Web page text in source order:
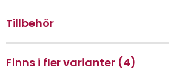
Tillbehör
Finns i fler varianter (4)